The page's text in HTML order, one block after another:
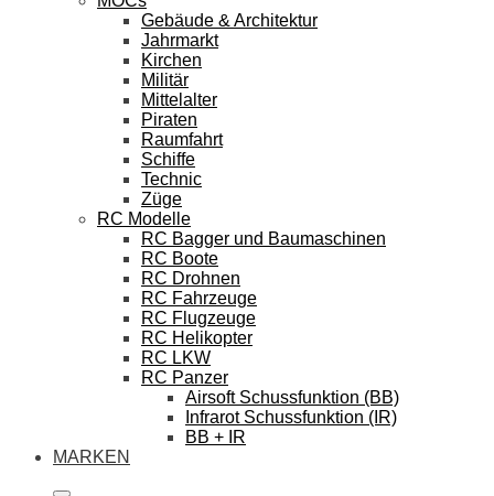
Gebäude & Architektur
Jahrmarkt
Kirchen
Militär
Mittelalter
Piraten
Raumfahrt
Schiffe
Technic
Züge
RC Modelle
RC Bagger und Baumaschinen
RC Boote
RC Drohnen
RC Fahrzeuge
RC Flugzeuge
RC Helikopter
RC LKW
RC Panzer
Airsoft Schussfunktion (BB)
Infrarot Schussfunktion (IR)
BB + IR
MARKEN